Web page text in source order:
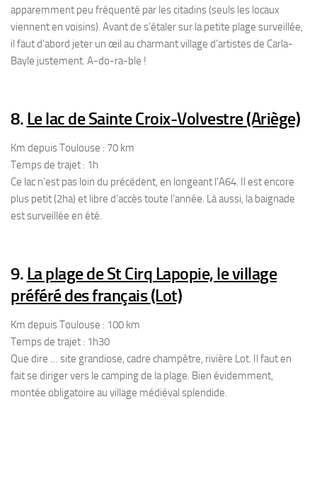
apparemment peu fréquenté par les citadins (seuls les locaux
viennent en voisins). Avant de s’étaler sur la petite plage surveillée,
il faut d’abord jeter un œil au charmant village d’artistes de Carla-
Bayle justement. A-do-ra-ble !
8. Le lac de Sainte Croix-Volvestre (Ariège)
Km depuis Toulouse : 70 km
Temps de trajet : 1h
Ce lac n’est pas loin du précédent, en longeant l’A64. Il est encore
plus petit (2ha) et libre d’accès toute l’année. Là aussi, la baignade
est surveillée en été.
9. La plage de St Cirq Lapopie, le village
préféré des français (Lot)
Km depuis Toulouse : 100 km
Temps de trajet : 1h30
Que dire … site grandiose, cadre champêtre, rivière Lot. Il faut en
fait se diriger vers le camping de la plage. Bien évidemment,
montée obligatoire au village médiéval splendide.